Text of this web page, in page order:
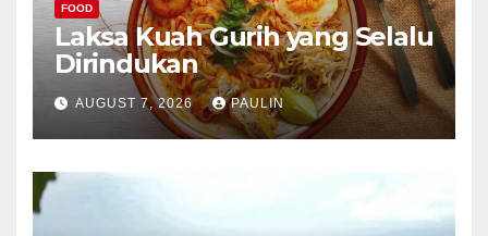
FOOD
Laksa Kuah Gurih yang Selalu
Dirindukan
AUGUST 7, 2026 PAULIN